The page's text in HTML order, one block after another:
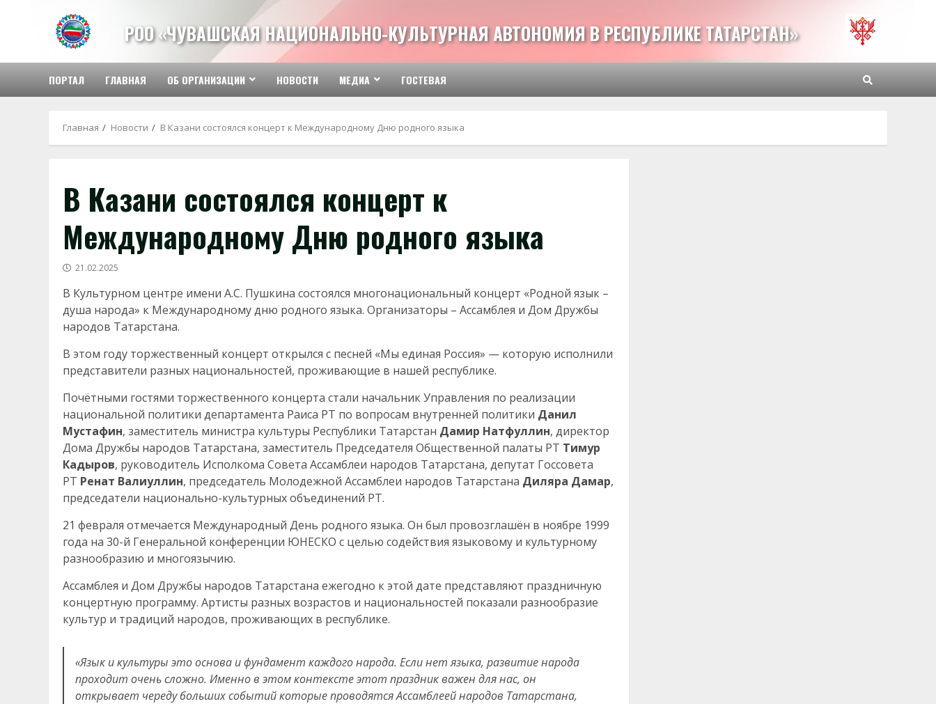
содержимому
РОО «ЧУВАШСКАЯ НАЦИОНАЛЬНО-КУЛЬТУРНАЯ АВТОНОМИЯ В РЕСПУБЛИКЕ ТАТАРСТАН»
ПОРТАЛ ГЛАВНАЯ ОБ ОРГАНИЗАЦИИ НОВОСТИ МЕДИА ГОСТЕВАЯ
Главная Новости В Казани состоялся концерт к Международному Дню родного языка
В Казани состоялся концерт к
Международному Дню родного языка
21.02.2025
В Культурном центре имени А.С. Пушкина состоялся многонациональный концерт «Родной язык –
душа народа» к Международному дню родного языка. Организаторы – Ассамблея и Дом Дружбы
народов Татарстана.
В этом году торжественный концерт открылся с песней «Мы единая Россия» — которую исполнили
представители разных национальностей, проживающие в нашей республике.
Почётными гостями торжественного концерта стали начальник Управления по реализации
национальной политики департамента Раиса РТ по вопросам внутренней политики Данил
Мустафин, заместитель министра культуры Республики Татарстан Дамир Натфуллин, директор
Дома Дружбы народов Татарстана, заместитель Председателя Общественной палаты РТ Тимур
Кадыров, руководитель Исполкома Совета Ассамблеи народов Татарстана, депутат Госсовета
РТ Ренат Валиуллин, председатель Молодежной Ассамблеи народов Татарстана Диляра Дамар,
председатели национально-культурных объединений РТ.
21 февраля отмечается Международный День родного языка. Он был провозглашён в ноябре 1999
года на 30-й Генеральной конференции ЮНЕСКО с целью содействия языковому и культурному
разнообразию и многоязычию.
Ассамблея и Дом Дружбы народов Татарстана ежегодно к этой дате представляют праздничную
концертную программу. Артисты разных возрастов и национальностей показали разнообразие
культур и традиций народов, проживающих в республике.
«Язык и культуры это основа и фундамент каждого народа. Если нет языка, развитие народа
проходит очень сложно. Именно в этом контексте этот праздник важен для нас, он
открывает череду больших событий которые проводятся Ассамблеей народов Татарстана,